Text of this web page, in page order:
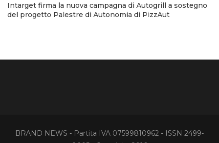
Intarget firma la nuova campagna di Autogrill a sostegno
del progetto Palestre di Autonomia di PizzAut
BRAND NEWS - Partita IVA 07599810962 - ISSN 2499-